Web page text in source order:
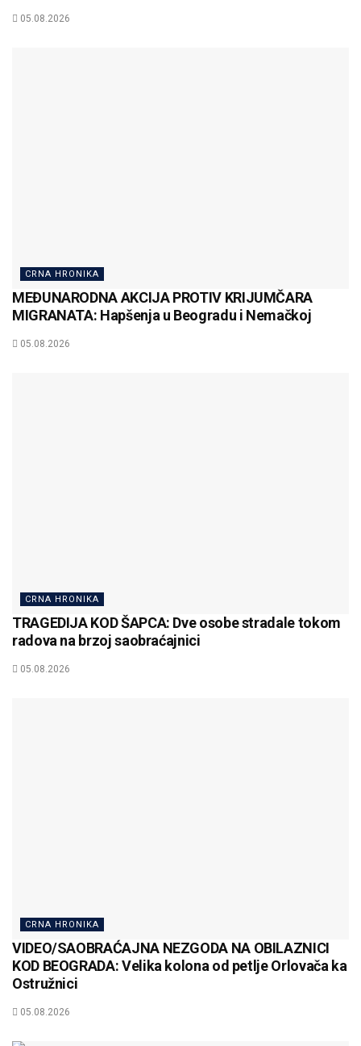
05.08.2026
CRNA HRONIKA
MEĐUNARODNA AKCIJA PROTIV KRIJUMČARA
MIGRANATA: Hapšenja u Beogradu i Nemačkoj
05.08.2026
CRNA HRONIKA
TRAGEDIJA KOD ŠAPCA: Dve osobe stradale tokom
radova na brzoj saobraćajnici
05.08.2026
CRNA HRONIKA
VIDEO/SAOBRAĆAJNA NEZGODA NA OBILAZNICI
KOD BEOGRADA: Velika kolona od petlje Orlovača ka
Ostružnici
05.08.2026